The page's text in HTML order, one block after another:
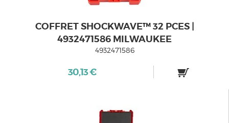
COFFRET SHOCKWAVE™ 32 PCES |
4932471586 MILWAUKEE
4932471586
30,13 €